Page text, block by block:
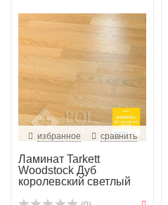
избранное сравнить
Ламинат Tarkett
Woodstock Дуб
королевский светлый